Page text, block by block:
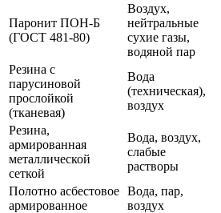
Паронит ПОН-Б
(ГОСТ 481-80)
Воздух,
нейтральные
сухие газы,
водяной пар
Резина с
парусиновой
прослойкой
(тканевая)
Вода
(техническая),
воздух
Резина,
армированная
металлической
сеткой
Вода, воздух,
слабые
растворы
Полотно асбестовое
армированное
Вода, пар,
воздух